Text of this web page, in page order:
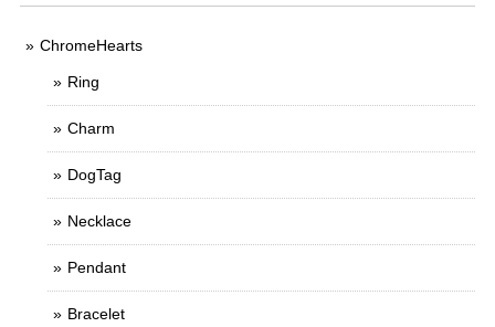
ChromeHearts
Ring
Charm
DogTag
Necklace
Pendant
Bracelet